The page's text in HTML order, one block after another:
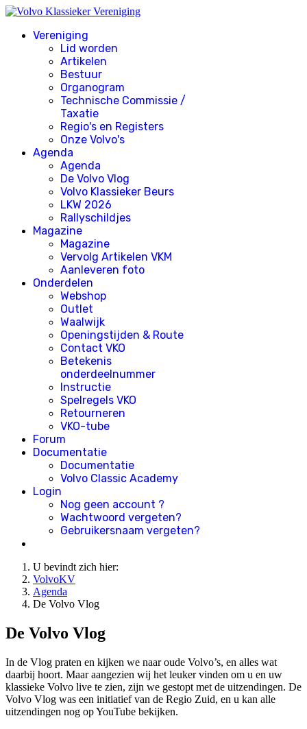
Vereniging
Lid worden
Artikelen
Bestuur
Organogram
Technische Commissie /
Taxatie
Regio's en Registers
Onze Volvo's
Agenda
Agenda
De Volvo Vlog
Volvo Klassieker Beurs
LKW 2026
Rallyschildjes
Magazine
Magazine
Vervolg Artikelen VKM
Aanleveren foto
Onderdelen
Webshop
Outlet
Waalwijk
Openingstijden & Route
Contact VKO
Betekenis
onderdeelnummer
Instructie
Spelregels VKO
Retourneren
VKO-tube
Forum
Documentatie
Documentatie
Volvo Classic Academy
Login
Nog geen account ?
Wachtwoord vergeten?
Gebruikersnaam vergeten?
U bevindt zich hier:
VolvoKV
Agenda
De Volvo Vlog
De Volvo Vlog
In de Vlog praten en kijken we naar oude Volvo’s, en alles wat
daarbij hoort. Maar aangezien wij het leuker vinden om u en uw
klassieke Volvo live te zien, zijn we gestopt met de uitzendingen. De
Volvo Vlog was een initiatief van de Regio Zuid, en u kan alle
uitzendingen nog op YouTube bekijken.